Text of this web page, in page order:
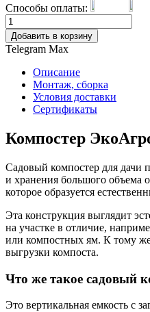
Способы оплаты:
Добавить в корзину
Telegram Max
Описание
Монтаж, сборка
Условия доставки
Сертификаты
Компостер
Садовый компостер для дачи
и хранения большого объема
которое образуется
Эта конструкция выглядит
на участке в отличие,
или компостных ям. К тому же
выгрузки компоста.
Что же такое садовый
Это вертикальная емкость с